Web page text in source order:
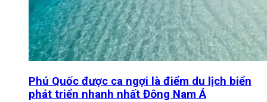
Phú Quốc được ca ngợi là điểm du lịch biển
phát triển nhanh nhất Đông Nam Á